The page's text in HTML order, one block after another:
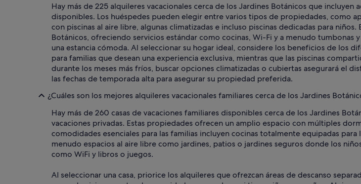
Hay más de 225 alquileres vacacionales cerca de los Jardines Botánicos que
disponibles. Los huéspedes pueden elegir entre varios tipos de propiedades, como
con piscinas al aire libre, algunas climatizadas e incluso piscinas dedicadas para
Botánicos, ofreciendo servicios estándar como cocinas, Wi-Fi y a menudo tumbonas
una estancia cómoda. Al seleccionar su hogar ideal, considere los beneficios de los
para familias que desean una experiencia exclusiva, mientras que las piscinas
durante los meses más fríos, buscar opciones climatizadas o cubiertas asegurará el
las fechas de temporada alta para asegurar su propiedad preferida.
¿Cuáles son los mejores alquileres vacacionales familiares cerca de los Jardines
Hay más de 260 casas de vacaciones familiares disponibles cerca de los Jardines
vacaciones privadas. Estas propiedades ofrecen un amplio espacio con múltiples
comodidades esenciales para las familias incluyen cocinas totalmente equipadas
menudo espacios al aire libre como jardines, patios o jardines seguros donde los
como WiFi y libros o juegos.
Al seleccionar una casa, priorice los alquileres que ofrezcan áreas de descanso